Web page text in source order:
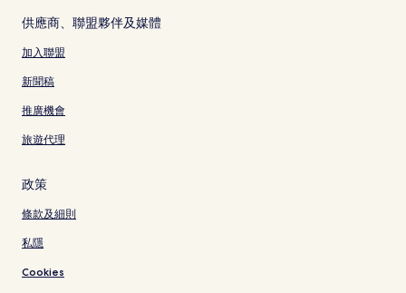
供應商、聯盟夥伴及媒體
加入聯盟
新聞稿
推廣機會
旅遊代理
政策
條款及細則
私隱
Cookies